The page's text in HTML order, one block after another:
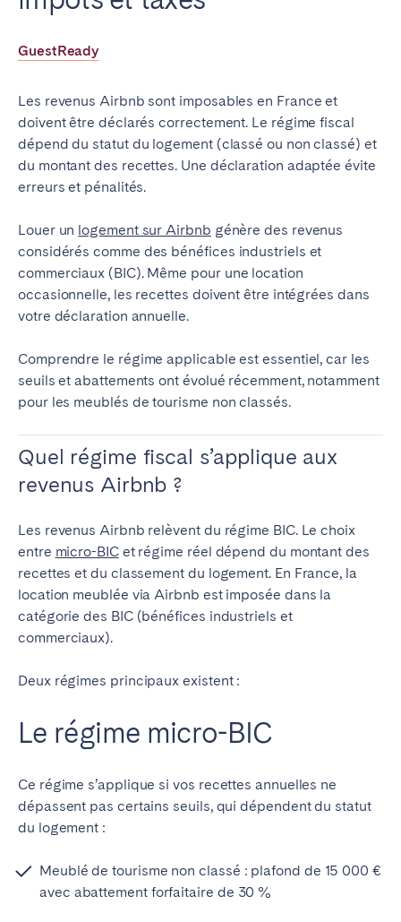
GuestReady
Les revenus Airbnb sont imposables en France et
doivent être déclarés correctement. Le régime fiscal
dépend du statut du logement (classé ou non classé) et
du montant des recettes. Une déclaration adaptée évite
erreurs et pénalités.
Louer un logement sur Airbnb génère des revenus
considérés comme des bénéfices industriels et
commerciaux (BIC). Même pour une location
occasionnelle, les recettes doivent être intégrées dans
votre déclaration annuelle.
Comprendre le régime applicable est essentiel, car les
seuils et abattements ont évolué récemment, notamment
pour les meublés de tourisme non classés.
Quel régime fiscal s’applique aux
revenus Airbnb ?
Les revenus Airbnb relèvent du régime BIC. Le choix
entre micro-BICet régime réel dépend du montant des
recettes et du classement du logement. En France, la
location meublée via Airbnb est imposée dans la
catégorie des BIC (bénéfices industriels et
commerciaux).
Deux régimes principaux existent :
Le régime micro-BIC
Ce régime s’applique si vos recettes annuelles ne
dépassent pas certains seuils, qui dépendent du statut
du logement :
Meublé de tourisme non classé : plafond de 15 000 €
avec abattement forfaitaire de 30 %
Poitiers
Strasbourg
IRELAND
Dublin
SAUDI ARABIA
Riyadh
ESPAGNE
Alicante
Barcelone
Benidorm
Bilbao
Madrid
Saint-Sébastien
Valencia
ANDALUSIA
Almería
Cádiz
Córdoba
Granada
Huelva
El Hierro
Fuerteventura
La Palma
Lanzarote
Tenerife
SWITZERLAND